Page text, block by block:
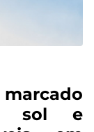
sol e